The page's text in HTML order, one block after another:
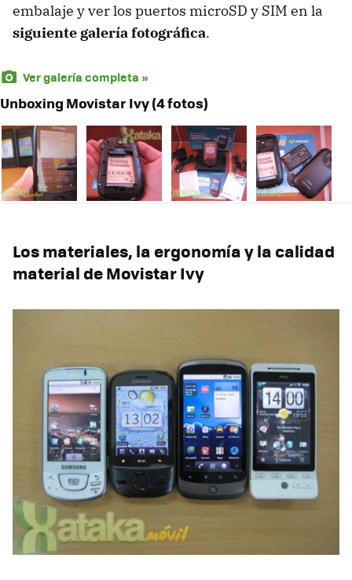
embalaje y ver los puertos microSD y SIM en la
siguiente galería fotográfica.
Ver galería completa »
Unboxing Movistar Ivy (4 fotos)
Los materiales, la ergonomía y la calidad
material de Movistar Ivy